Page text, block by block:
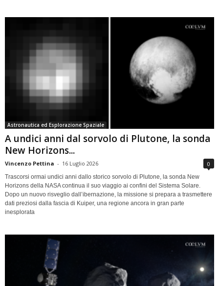
Astronautica ed Esplorazione Spaziale
A undici anni dal sorvolo di Plutone, la sonda
New Horizons...
Vincenzo Pettina - 16 Luglio 2026 0
Trascorsi ormai undici anni dallo storico sorvolo di Plutone, la sonda New
Horizons della NASA continua il suo viaggio ai confini del Sistema Solare.
Dopo un nuovo risveglio dall’ibernazione, la missione si prepara a trasmettere
dati preziosi dalla fascia di Kuiper, una regione ancora in gran parte
inesplorata